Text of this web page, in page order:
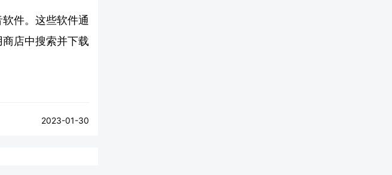
件。这些软件通
店中搜索并下载
2023-01-30